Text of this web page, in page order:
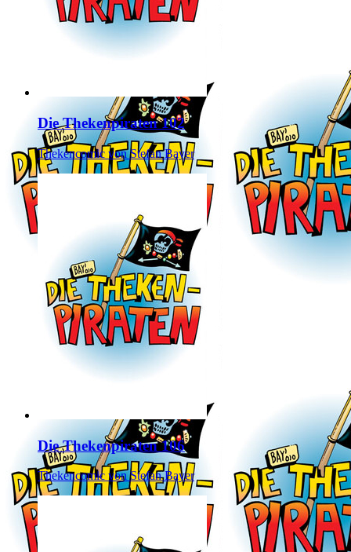
Die Thekenpiraten 102
Thekencomic von Stefan Bayer
Die Thekenpiraten 106
Thekencomic von Stefan Bayer